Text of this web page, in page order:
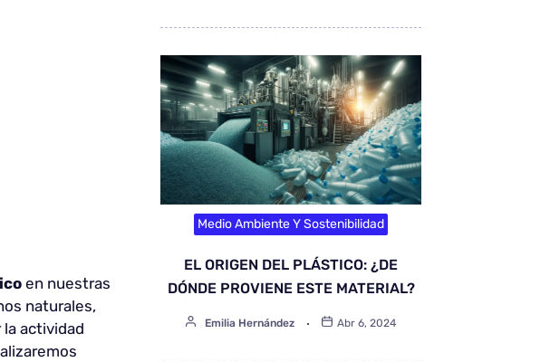
en nuestras
naturales,
actividad
Medio Ambiente Y Sostenibilidad
EL ORIGEN DEL PLÁSTICO: ¿DE
DÓNDE PROVIENE ESTE MATERIAL?
Emilia Hernández Abr 6, 2024